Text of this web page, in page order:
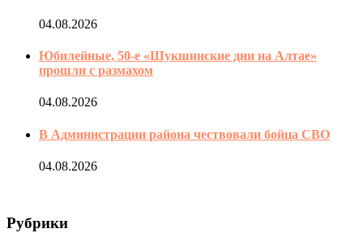
04.08.2026
Юбилейные, 50-е «Шукшинские дни на Алтае»
прошли с размахом
04.08.2026
В Администрации района чествовали бойца СВО
04.08.2026
Рубрики